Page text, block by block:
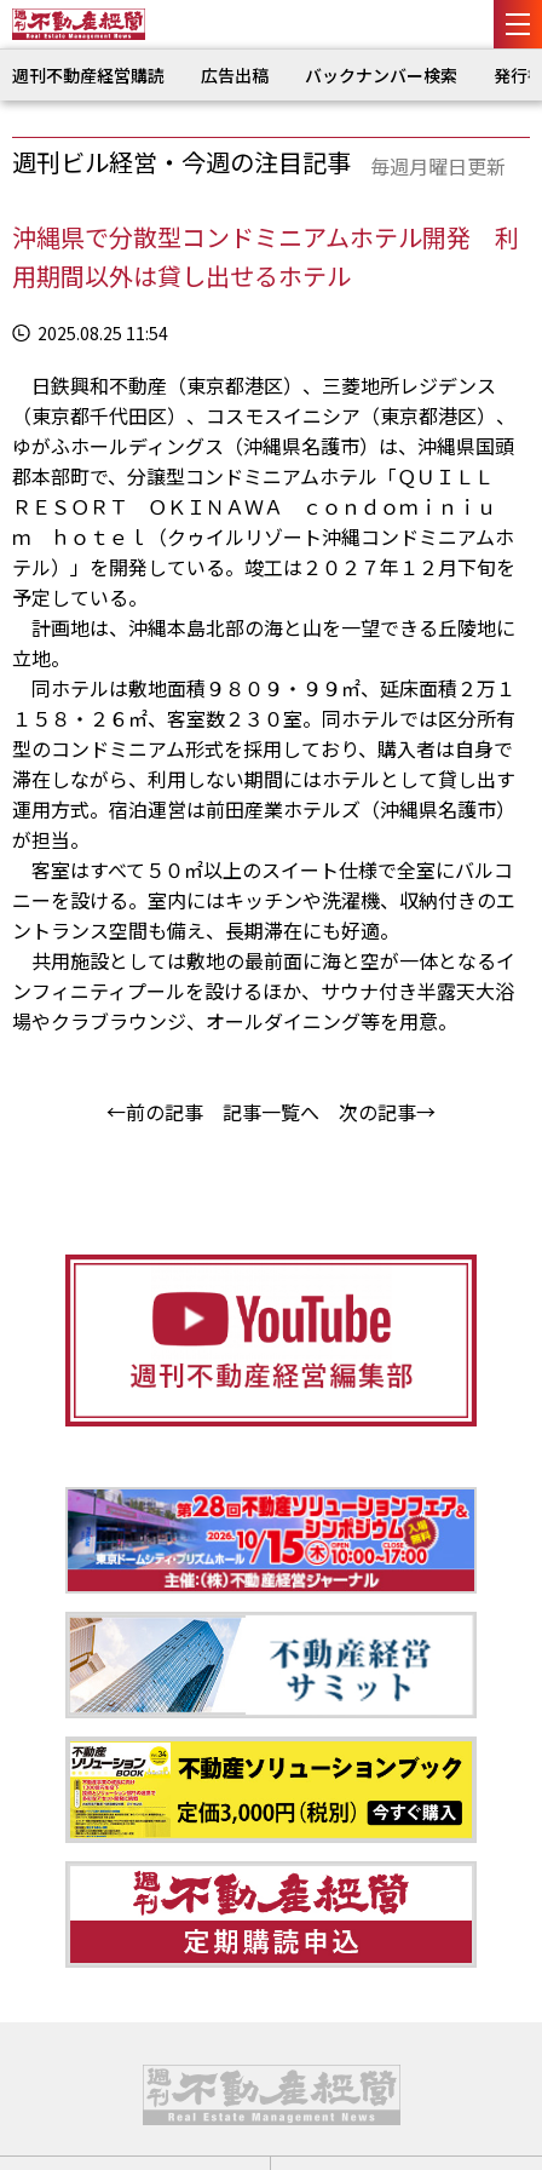
週刊不動産経営購読 広告出稿 バックナンバー検索 発行
週刊ビル経営・今週の注目記事 毎週月曜日更新
沖縄県で分散型コンドミニアムホテル開発 利
用期間以外は貸し出せるホテル
2025.08.25 11:54
日鉄興和不動産（東京都港区）、三菱地所レジデンス
（東京都千代田区）、コスモスイニシア（東京都港区）、
ゆがふホールディングス（沖縄県名護市）は、沖縄県国頭
郡本部町で、分譲型コンドミニアムホテル「ＱＵＩＬＬ
ＲＥＳＯＲＴ ＯＫＩＮＡＷＡ ｃｏｎｄｏｍｉｎｉｕ
ｍ ｈｏｔｅｌ（クゥイルリゾート沖縄コンドミニアムホ
テル）」を開発している。竣工は２０２７年１２月下旬を
予定している。
計画地は、沖縄本島北部の海と山を一望できる丘陵地に
立地。
同ホテルは敷地面積９８０９・９９㎡、延床面積２万１
１５８・２６㎡、客室数２３０室。同ホテルでは区分所有
型のコンドミニアム形式を採用しており、購入者は自身で
滞在しながら、利用しない期間にはホテルとして貸し出す
運用方式。宿泊運営は前田産業ホテルズ（沖縄県名護市）
が担当。
客室はすべて５０㎡以上のスイート仕様で全室にバルコ
ニーを設ける。室内にはキッチンや洗濯機、収納付きのエ
ントランス空間も備え、長期滞在にも好適。
共用施設としては敷地の最前面に海と空が一体となるイ
ンフィニティプールを設けるほか、サウナ付き半露天大浴
場やクラブラウンジ、オールダイニング等を用意。
←前の記事 記事一覧へ 次の記事→